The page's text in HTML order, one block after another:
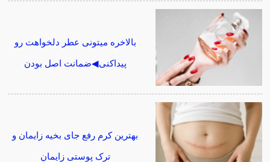
بالاخره میتونی عطر دلخواهت رو
پیداکنی◀ضمانت اصل بودن
بهترین کرم رفع جای بخیه زایمان و
ترک پوستی زایمان